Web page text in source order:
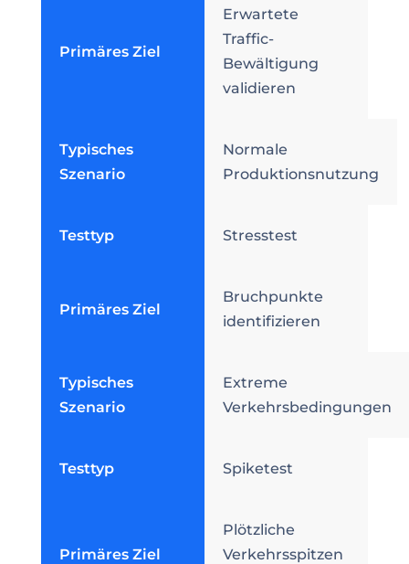
Primäres Ziel
Erwartete
Traffic-
Bewältigung
validieren
Typisches
Szenario
Normale
Produktionsnutzung
Testtyp Stresstest
Primäres Ziel
Bruchpunkte
identifizieren
Typisches
Szenario
Extreme
Verkehrsbedingungen
Testtyp Spiketest
Primäres Ziel
Plötzliche
Verkehrsspitzen